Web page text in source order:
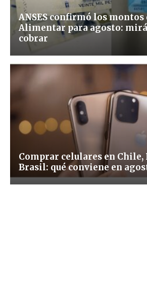
ANSES confirmó los
Alimentar para agosto: mirá
cobrar
Comprar celulares en Chile,
Brasil: qué conviene en